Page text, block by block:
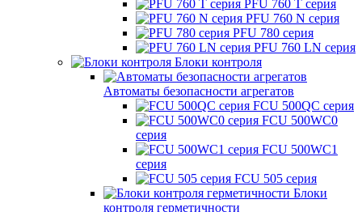
PFU 760 T серия
PFU 760 N серия
PFU 780 серия
PFU 760 LN серия
Блоки контроля
Автоматы безопасности агрегатов
FCU 500QC серия
FCU 500WC0
серия
FCU 500WC1
серия
FCU 505 серия
Блоки
контроля герметичности